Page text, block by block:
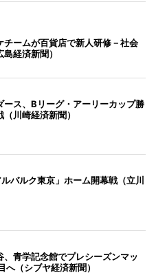
チームが百貨店で新人研修－社会
経済新聞）
ース、Bリーグ・アーリーカップ勝
川崎経済新聞）
バルク東京」ホーム開幕戦（立川
、青学記念館でプレシーズンマッ
へ（シブヤ経済新聞）